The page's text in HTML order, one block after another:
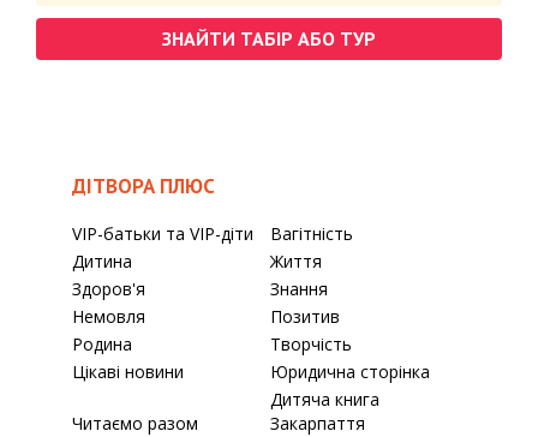
ЗНАЙТИ ТАБІР АБО ТУР
ДІТВОРА ПЛЮС
VIP-батьки та VIP-діти
Вагітність
Дитина
Життя
Здоров'я
Знання
Немовля
Позитив
Родина
Творчість
Цікаві новини
Юридична сторінка
Читаємо разом
Дитяча книга
Закарпаття